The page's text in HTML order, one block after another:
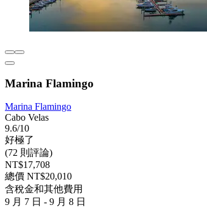
Marina Flamingo
Marina Flamingo
Cabo Velas
9.6/10
好極了
(72 則評論)
NT$17,708
總價 NT$20,010
含稅金和其他費用
9 月 7 日 - 9 月 8 日